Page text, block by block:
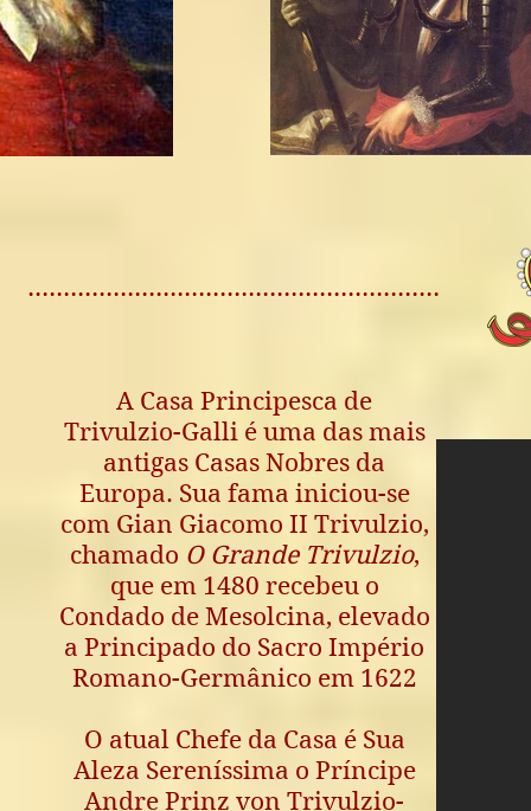
..........................................................
A Casa Principesca de
Trivulzio-Galli é uma das mais
antigas Casas Nobres da
Europa. Sua fama iniciou-se
com Gian Giacomo II Trivulzio,
chamado O Grande Trivulzio,
que em 1480 recebeu o
Condado de Mesolcina, elevado
a Principado do Sacro Império
Romano-Germânico em 1622
O atual Chefe da Casa é Sua
Aleza Sereníssima o Príncipe
Andre Prinz von Trivulzio-